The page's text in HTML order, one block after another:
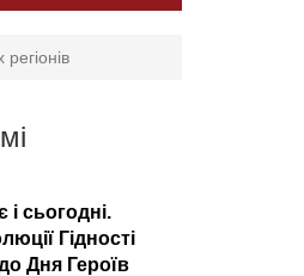
і сьогодні.
Гідності
Дня Героїв